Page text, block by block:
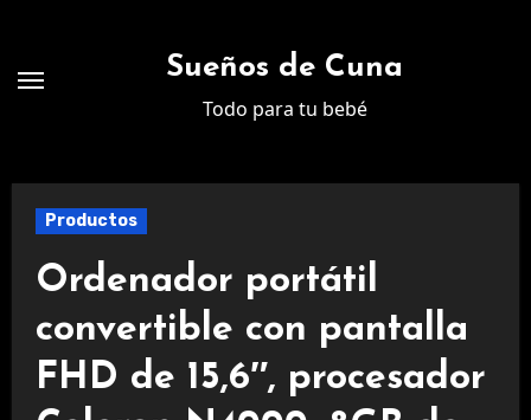
contenido
Sueños de Cuna
Todo para tu bebé
Productos
Ordenador portátil
convertible con pantalla
FHD de 15,6″, procesador